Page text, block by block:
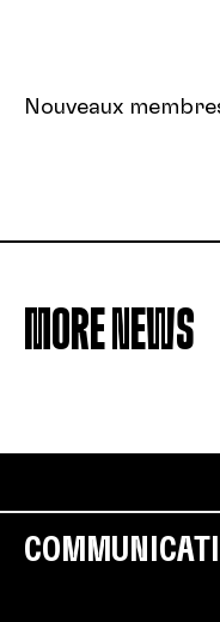
Nouveaux
MORE NEWS